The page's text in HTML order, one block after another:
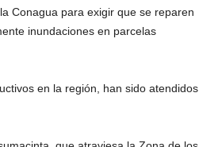
Conagua para exigir que se reparen
inundaciones en parcelas
en la región, han sido atendidos